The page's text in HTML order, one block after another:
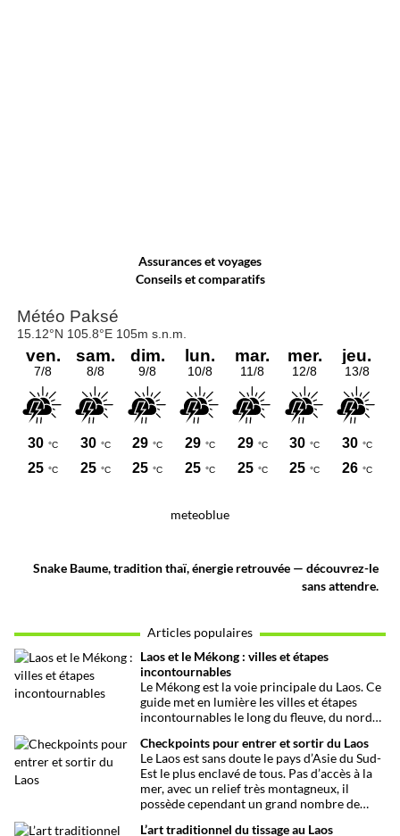
Assurances et voyages
Conseils et comparatifs
meteoblue
Snake Baume, tradition thaï, énergie retrouvée — découvrez-le
sans attendre.
Articles populaires
Laos et le Mékong : villes et étapes
incontournables
Le Mékong est la voie principale du Laos. Ce
guide met en lumière les villes et étapes
incontournables le long du fleuve, du nord
Checkpoints pour entrer et sortir du Laos
Le Laos est sans doute le pays d’Asie du Sud-
Est le plus enclavé de tous. Pas d’accès à la
mer, avec un relief très montagneux, il
possède cependant un grand nombre de
L’art traditionnel du tissage au Laos